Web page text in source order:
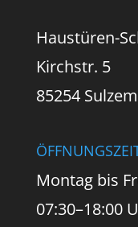
Haustüren-
Kirchstr. 5
85254
Montag bis
07:30–18:00